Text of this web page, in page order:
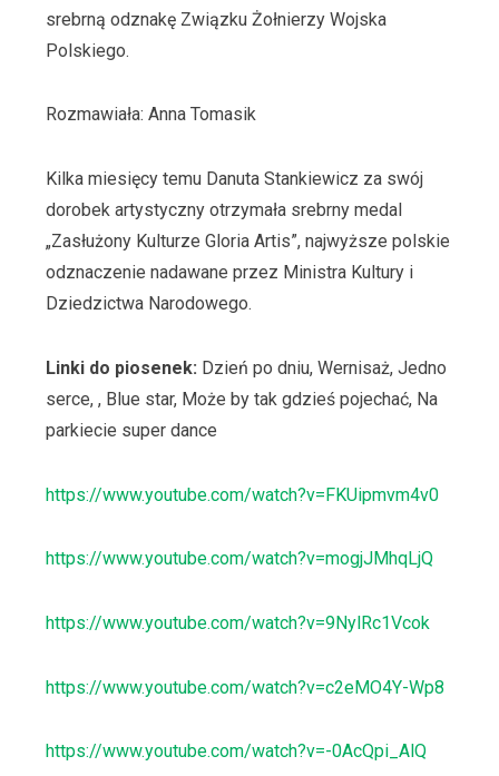
srebrną odznakę Związku Żołnierzy Wojska
Polskiego.
Rozmawiała: Anna Tomasik
Kilka miesięcy temu Danuta Stankiewicz za swój
dorobek artystyczny otrzymała srebrny medal
„Zasłużony Kulturze Gloria Artis”, najwyższe polskie
odznaczenie nadawane przez Ministra Kultury i
Dziedzictwa Narodowego.
Linki do piosenek: Dzień po dniu, Wernisaż, Jedno
serce, , Blue star, Może by tak gdzieś pojechać, Na
parkiecie super dance
https://www.youtube.com/watch?v=FKUipmvm4v0
https://www.youtube.com/watch?v=mogjJMhqLjQ
https://www.youtube.com/watch?v=9NylRc1Vcok
https://www.youtube.com/watch?v=c2eMO4Y-Wp8
https://www.youtube.com/watch?v=-0AcQpi_AlQ